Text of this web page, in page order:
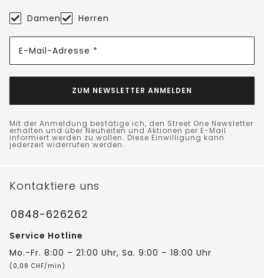
Damen Herren
E-Mail-Adresse *
ZUM NEWSLETTER ANMELDEN
Mit der Anmeldung bestätige ich, den Street One Newsletter
erhalten und über Neuheiten und Aktionen per E-Mail
informiert werden zu wollen. Diese Einwilligung kann
jederzeit widerrufen werden.
Kontaktiere uns
0848-626262
Service Hotline
Mo.-Fr. 8:00 – 21:00 Uhr, Sa. 9:00 – 18:00 Uhr
(0,08 CHF/min)